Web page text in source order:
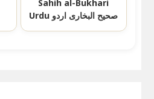
Sahih al-Bukhari
Urdu صحیح البخاری اردو